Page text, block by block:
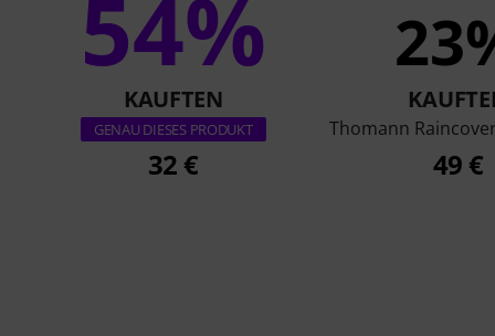
54%
KAUFTEN
GENAU DIESES PRODUKT
32 €
Thomann
49 €